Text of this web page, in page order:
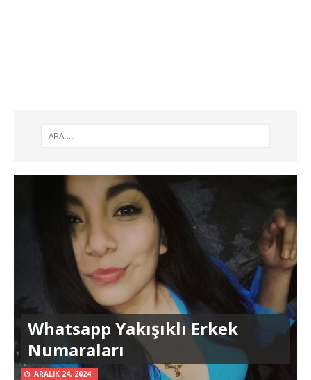
Whatsapp Yakışıklı Erkek
Numaraları
ARALIK 24, 2024